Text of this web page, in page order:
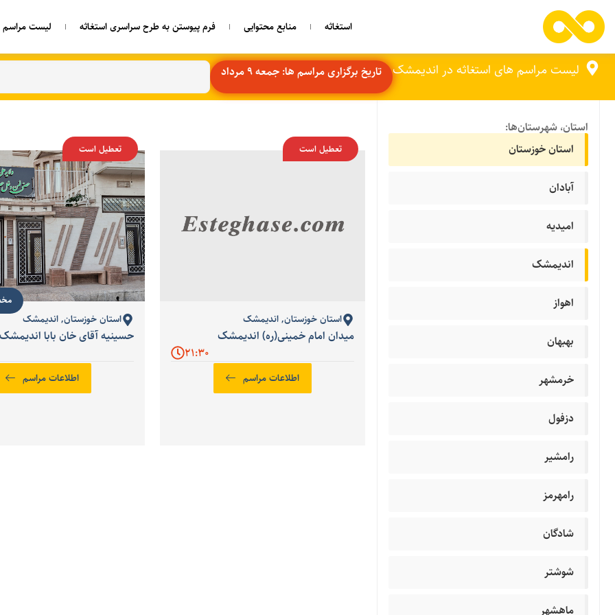
استغاثه منابع محتوایی فرم پیوستن به طرح سراسری استغاثه لیست مراسم
لیست مراسم های استغاثه در اندیمشک تاریخ برگزاری مراسم ها: جمعه 9 مرداد
استان، شهرستان‌ها:
استان خوزستان
آبادان
امیدیه
اندیمشک
اهواز
بهبهان
خرمشهر
دزفول
رامشیر
رامهرمز
شادگان
شوشتر
ماهشهر
تعطیل است
استان خوزستان,اندیمشک
میدان امام خمینی(ره) اندیمشک
21:30
اطلاعات مراسم
تعطیل است
استان خوزستان,اندیمشک
حسینیه آقای خان بابا اندیمشک
اطلاعات مراسم